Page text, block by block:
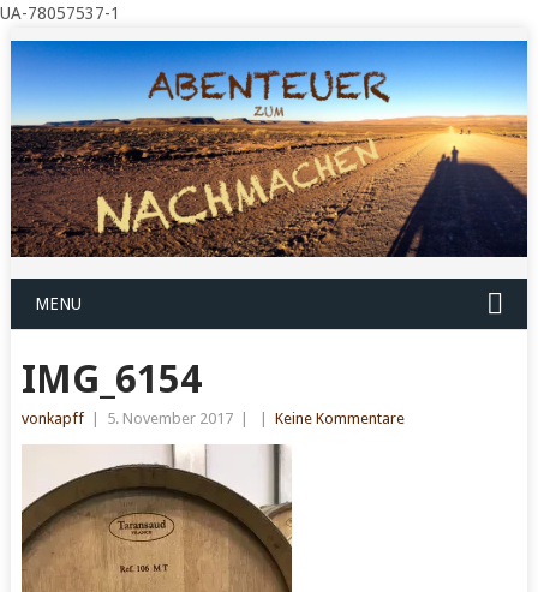
UA-78057537-1
MENU
IMG_6154
vonkapff 5. November 2017 Keine Kommentare